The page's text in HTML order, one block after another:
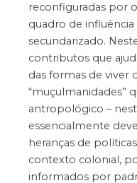
reconfiguradas por
quadro de
secundarizado.
contributos que
das formas de viver
“muçulmanidades”
antropológico –
essencialmente
heranças de
contexto colonial,
informados por